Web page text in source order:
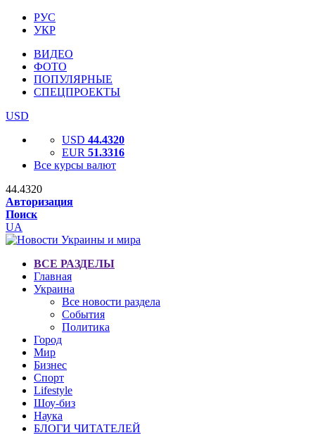
РУС
УКР
ВИДЕО
ФОТО
ПОПУЛЯРНЫЕ
СПЕЦПРОЕКТЫ
USD
USD 44.4320
EUR 51.3316
Все курсы валют
44.4320
Авторизация
Поиск
UA
ВСЕ РАЗДЕЛЫ
Главная
Украина
Все новости раздела
События
Политика
Город
Мир
Бизнес
Спорт
Lifestyle
Шоу-биз
Наука
БЛОГИ ЧИТАТЕЛЕЙ